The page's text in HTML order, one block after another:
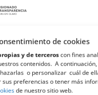
de cookies
y de terceroscon fines
contenidos. A
o personalizar cuál de
sus preferencias o tener más
de nuestro sitio web.